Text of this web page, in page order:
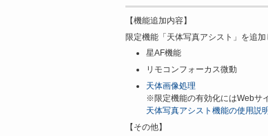
【機能追加内容】
限定機能「天体写真アシスト」を追加
星AF機能
リモコンフォーカス微動
天体画像処理
※限定機能の有効化にはWebサ
天体写真アシスト機能の使用説
【その他】